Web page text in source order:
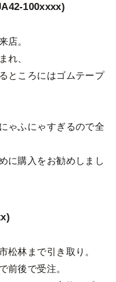
100xxxx)
店。
れ、
ところにはゴムテープ
ゃふにゃすぎるので全
に購入をお勧めしまし
松林まで引き取り。
前後で受注。